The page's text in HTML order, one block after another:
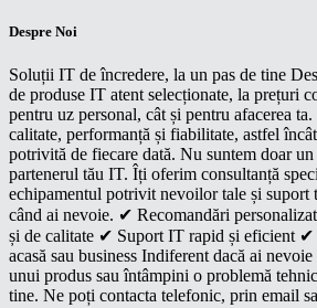
Despre Noi
Soluții IT de încredere, la un pas de tine
de produse IT atent selecționate, la prețuri
pentru uz personal, cât și pentru afacerea
calitate, performanță și fiabilitate, astfel
potrivită de fiecare dată. Nu suntem doar
partenerul tău IT. Îți oferim consultanță
echipamentul potrivit nevoilor tale și suport
când ai nevoie. ✔ Recomandări
și de calitate ✔ Suport IT rapid și eficient ✔
acasă sau business Indiferent dacă ai
unui produs sau întâmpini o problemă
tine. Ne poți contacta telefonic, prin email